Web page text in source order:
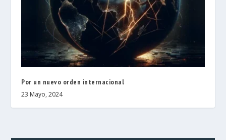
Por un nuevo orden internacional
23 Mayo, 2024